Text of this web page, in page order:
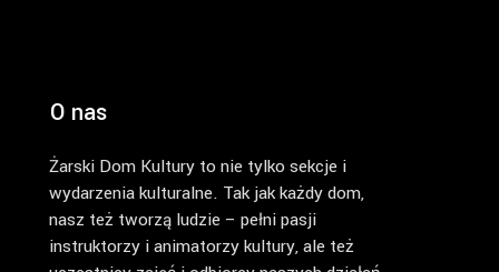
O nas
Żarski Dom Kultury to nie tylko sekcje i
wydarzenia kulturalne. Tak jak każdy dom,
nasz też tworzą ludzie – pełni pasji
instruktorzy i animatorzy kultury, ale też